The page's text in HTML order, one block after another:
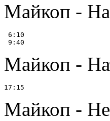
Майкоп -
6:10
Майкоп -
Майкоп -